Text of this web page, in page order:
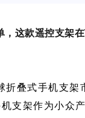
，这款遥控支架
折叠式手机支架
支架作为小众